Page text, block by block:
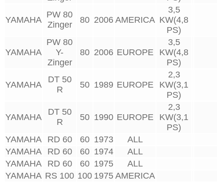
YAMAHA
PW 80
Zinger
80 2006 AMERICA
3,5
KW(4,8
PS)
YAMAHA
PW 80
Y-
Zinger
80 2006 EUROPE
3,5
KW(4,8
PS)
YAMAHA
DT 50
R
50 1989 EUROPE
2,3
KW(3,1
PS)
YAMAHA
DT 50
R
50 1990 EUROPE
2,3
KW(3,1
PS)
YAMAHA
RD 60 60 1973
ALL
YAMAHA
RD 60 60 1974
ALL
YAMAHA
RD 60 60 1975
ALL
YAMAHA RS 100 100 1975 AMERICA